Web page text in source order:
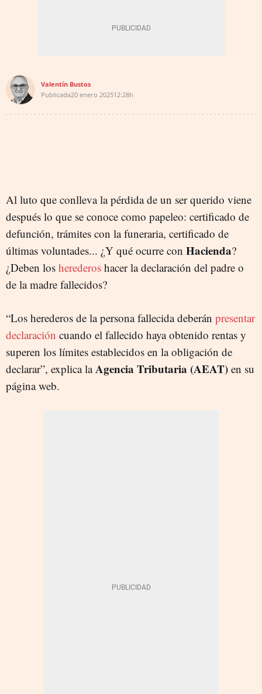
Valentín Bustos
Publicada20 enero 202512:28h
Al luto que conlleva la pérdida de un ser querido viene
después lo que se conoce como papeleo: certificado de
defunción, trámites con la funeraria, certificado de
últimas voluntades... ¿Y qué ocurre con Hacienda?
¿Deben los herederos hacer la declaración del padre o
de la madre fallecidos?
“Los herederos de la persona fallecida deberán presentar
declaración cuando el fallecido haya obtenido rentas y
superen los límites establecidos en la obligación de
declarar”, explica laAgencia Tributaria (AEAT) en su
página web.